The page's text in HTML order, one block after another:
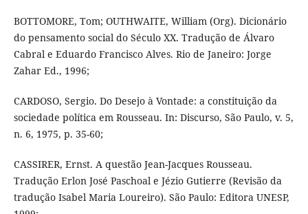
BOTTOMORE, Tom; OUTHWAITE, William (Org). Dicionário
do pensamento social do Século XX. Tradução de Álvaro
Cabral e Eduardo Francisco Alves. Rio de Janeiro: Jorge
Zahar Ed., 1996;
CARDOSO, Sergio. Do Desejo à Vontade: a constituição da
sociedade política em Rousseau. In: Discurso, São Paulo, v. 5,
n. 6, 1975, p. 35-60;
CASSIRER, Ernst. A questão Jean-Jacques Rousseau.
Tradução Erlon José Paschoal e Jézio Gutierre (Revisão da
tradução Isabel Maria Loureiro). São Paulo: Editora UNESP,